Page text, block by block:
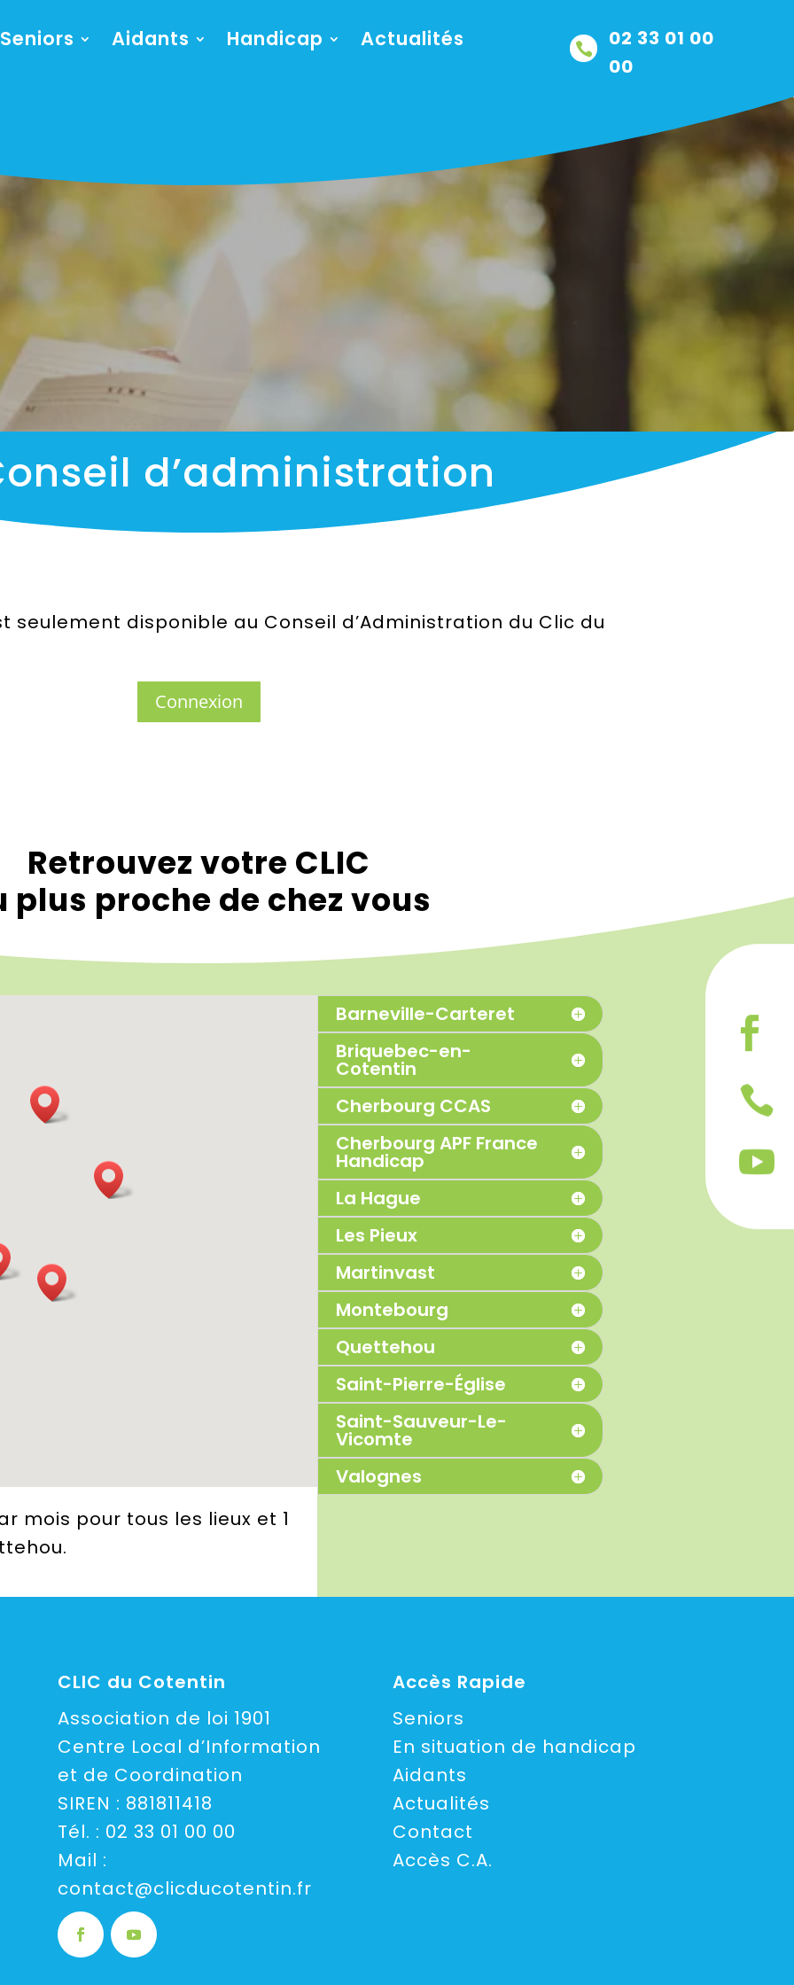
Seniors Aidants Handicap Actualités 
02 33 01 00
00


d’administration
seulement disponible au Conseil d’Administration du Clic du
Connexion
Retrouvez votre CLIC
plus proche de chez vous
mois pour tous les lieux et 1
Barneville-Carteret
Briquebec-en-
Cotentin
Cherbourg CCAS
Cherbourg APF France
Handicap
La Hague
Les Pieux
Martinvast
Montebourg
Quettehou
Saint-Pierre-Église
Saint-Sauveur-Le-
Vicomte
Valognes
CLIC du Cotentin
Association de loi 1901
Centre Local d’Information
et de Coordination
SIREN : 881811418
Tél. : 02 33 01 00 00
Mail :
contact@clicducotentin.fr
Accès Rapide
Seniors
En situation de handicap
Aidants
Actualités
Contact
Accès C.A.